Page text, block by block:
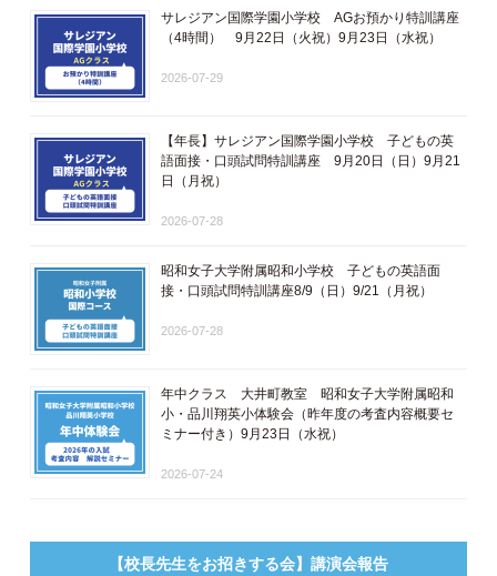
サレジアン国際学園小学校 AGお預かり特訓講座
（4時間） 9月22日（火祝）9月23日（水祝）
2026-07-29
【年長】サレジアン国際学園小学校 子どもの英
語面接・口頭試問特訓講座 9月20日（日）9月21
日（月祝）
2026-07-28
昭和女子大学附属昭和小学校 子どもの英語面
接・口頭試問特訓講座8/9（日）9/21（月祝）
2026-07-28
年中クラス 大井町教室 昭和女子大学附属昭和
小・品川翔英小体験会（昨年度の考査内容概要セ
ミナー付き）9月23日（水祝）
2026-07-24
【校長先生をお招きする会】講演会報告